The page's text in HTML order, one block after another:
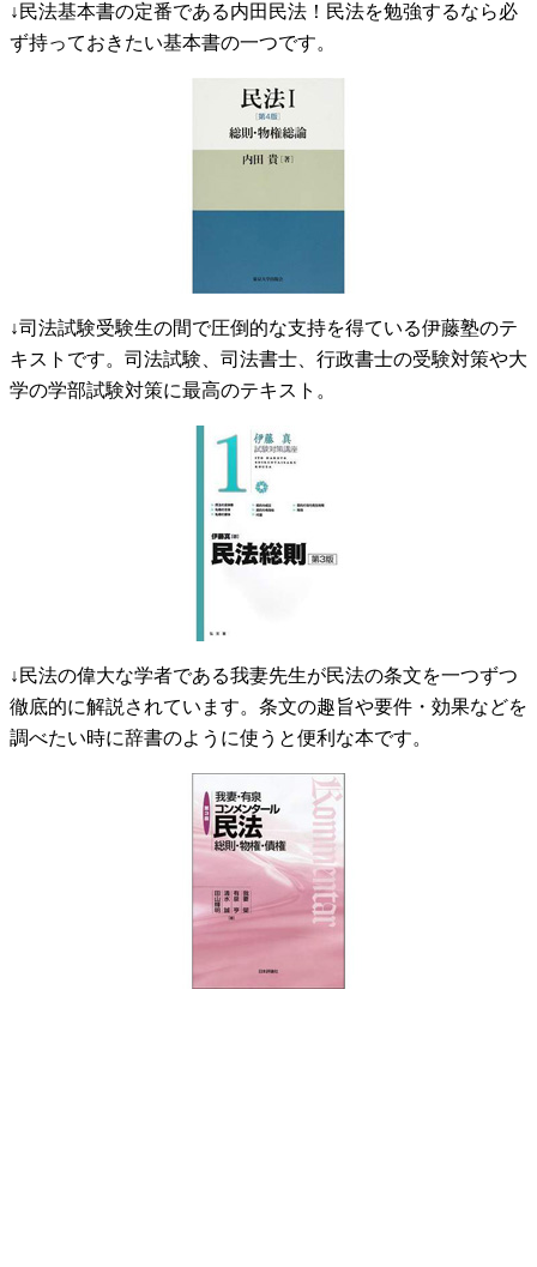
↓民法基本書の定番である内田民法！民法を勉強するなら必
ず持っておきたい基本書の一つです。
↓司法試験受験生の間で圧倒的な支持を得ている伊藤塾のテ
キストです。司法試験、司法書士、行政書士の受験対策や大
学の学部試験対策に最高のテキスト。
↓民法の偉大な学者である我妻先生が民法の条文を一つずつ
徹底的に解説されています。条文の趣旨や要件・効果などを
調べたい時に辞書のように使うと便利な本です。